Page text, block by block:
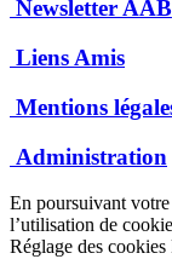
Newsletter AAB
Liens Amis
Mentions
Administration
En poursuivant
l’utilisation de
Réglage des cookies